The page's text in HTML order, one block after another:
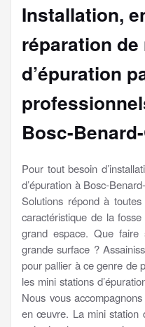
Installation,
réparation
d’épuration
Bosc-
Pour tout besoin
d’épuration à Bosc-
Solutions répond à
caractéristique de la
grand espace. Que faire
grande surface ?
pour pallier à ce genre de
les mini stations
Nous vous
en œuvre. La mini station